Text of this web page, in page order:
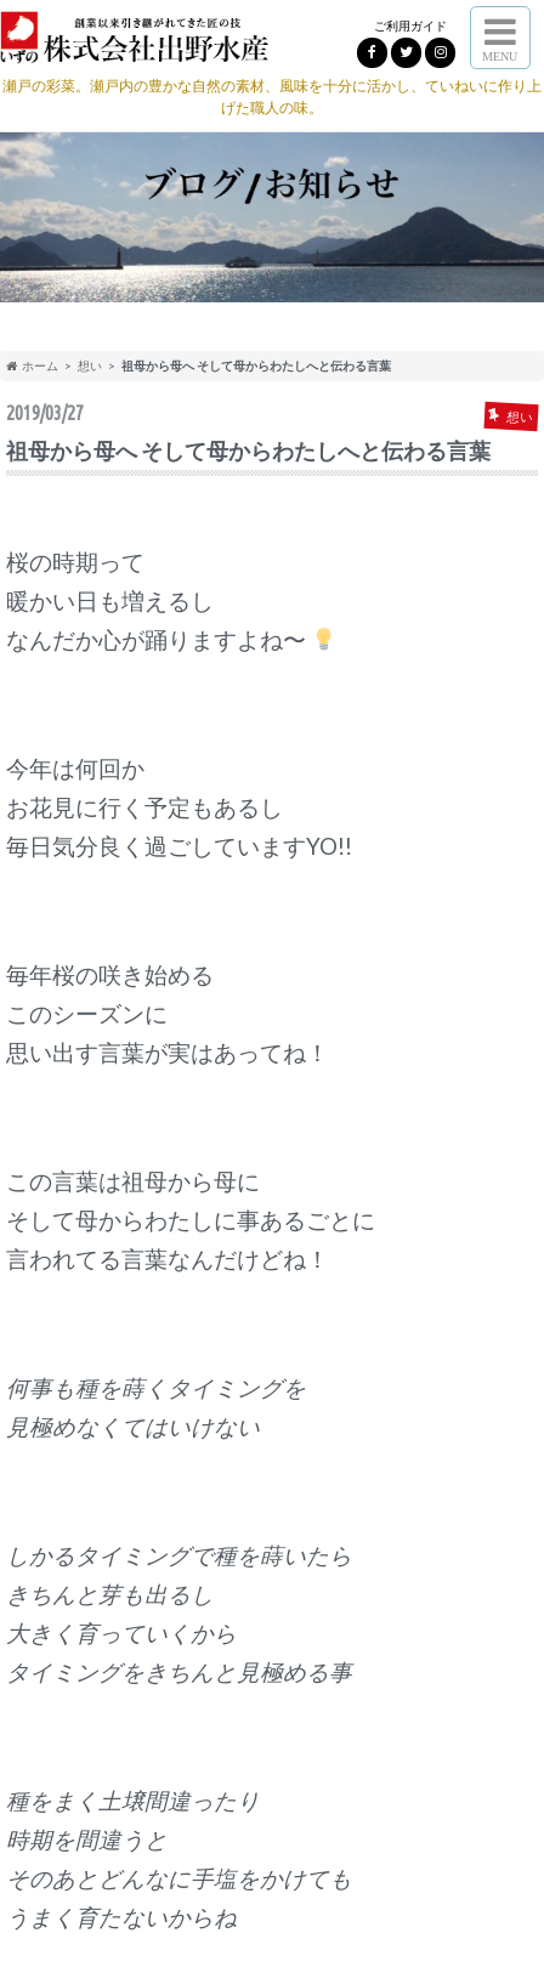
ご利用ガイド
MENU
瀬戸の彩菜。瀬戸内の豊かな自然の素材、風味を十分に活かし、ていねいに作り上
げた職人の味。
ホーム 想い 祖母から母へ そして母からわたしへと伝わる言葉
2019/03/27 想い
祖母から母へ そして母からわたしへと伝わる言葉
桜の時期って
暖かい日も増えるし
なんだか心が踊りますよね〜
今年は何回か
お花見に行く予定もあるし
毎日気分良く過ごしていますYO!!
毎年桜の咲き始める
このシーズンに
思い出す言葉が実はあってね！
この言葉は祖母から母に
そして母からわたしに事あるごとに
言われてる言葉なんだけどね！
何事も種を蒔くタイミングを
見極めなくてはいけない
しかるタイミングで種を蒔いたら
きちんと芽も出るし
大きく育っていくから
タイミングをきちんと見極める事
種をまく土壌間違ったり
時期を間違うと
そのあとどんなに手塩をかけても
うまく育たないからね